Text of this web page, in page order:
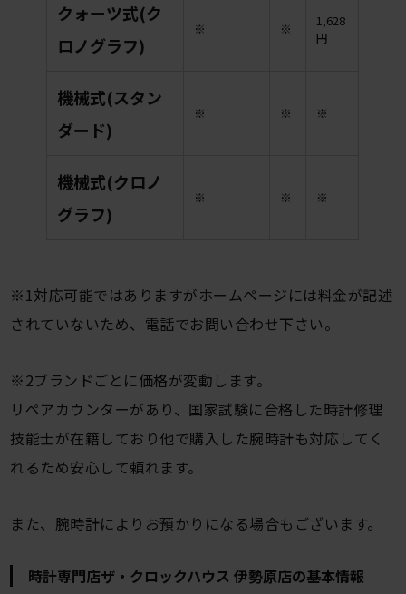
クォーツ式(ク
ロノグラフ)
※ ※
1,628
円
機械式(スタン
ダード)
※ ※ ※
機械式(クロノ
グラフ)
※ ※ ※
※1対応可能ではありますがホームページには料金が記述
されていないため、電話でお問い合わせ下さい。
※2ブランドごとに価格が変動します。
リペアカウンターがあり、国家試験に合格した時計修理
技能士が在籍しており他で購入した腕時計も対応してく
れるため安心して頼れます。
また、腕時計によりお預かりになる場合もございます。
時計専門店ザ・クロックハウス 伊勢原店の基本情報